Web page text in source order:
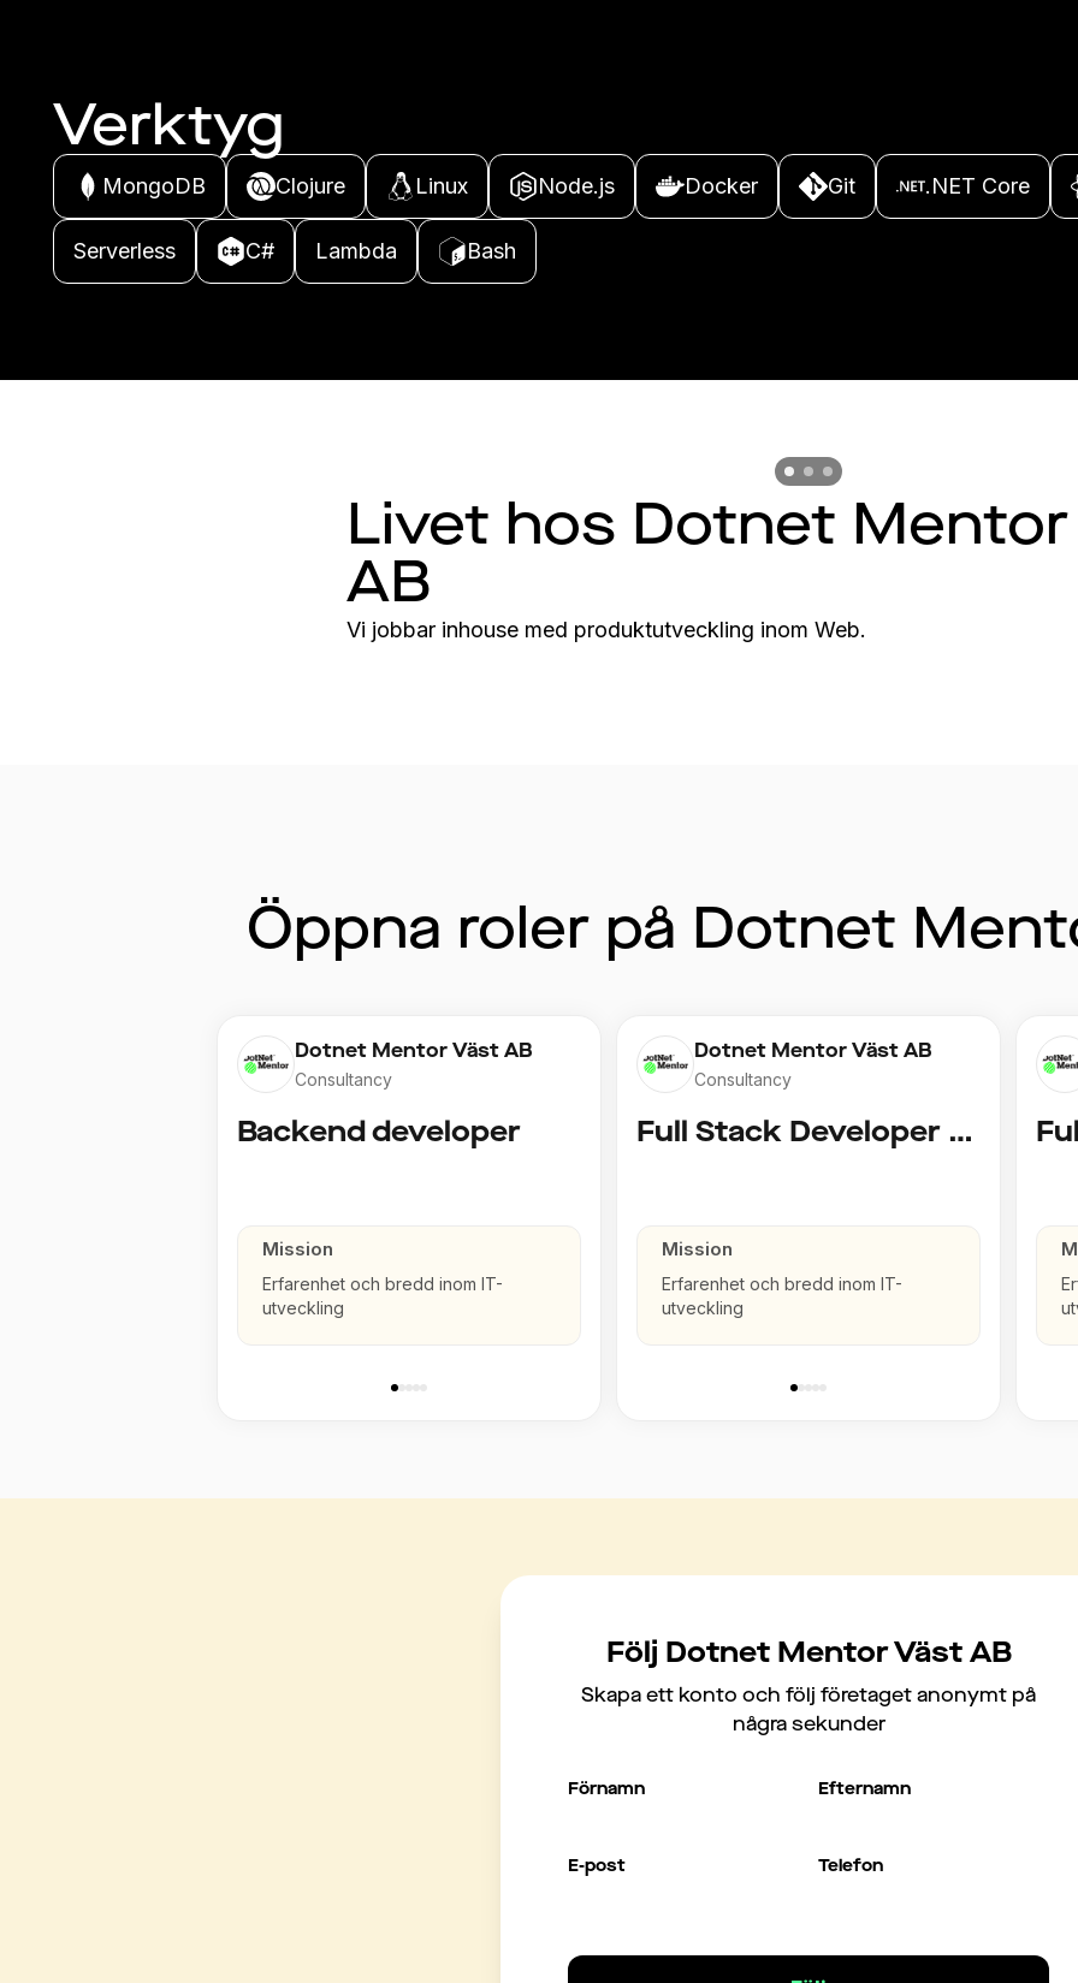
Verktyg
MongoDB Clojure Linux Node.js Docker Git .NET Core
Serverless C# Lambda Bash
Previous slide
Previous slide
Previous slide
Livet hos Dotnet Mentor
AB
Vi jobbar inhouse med produktutveckling inom Web.
Öppna roler på Dotnet
Dotnet Mentor Väst AB
Consultancy
Backend developer
Mission
Erfarenhet och bredd inom IT-
utveckling
Dotnet Mentor Väst AB
Consultancy
Full Stack Developer (junior)
Mission
Erfarenhet och bredd inom IT-
utveckling
Följ Dotnet Mentor Väst AB
Skapa ett konto och följ företaget anonymt på
några sekunder
Förnamn Efternamn
E-post Telefon